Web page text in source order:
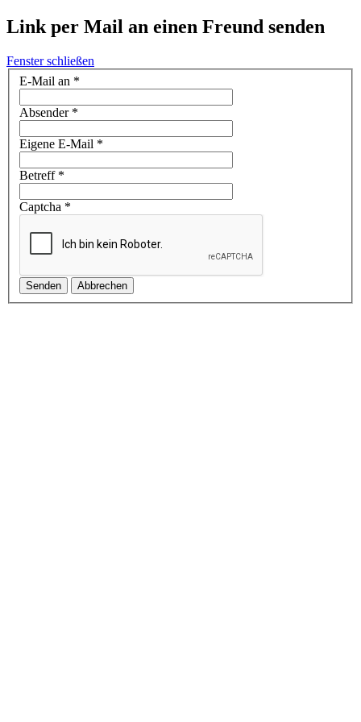
Link per Mail an einen Freund senden
Fenster schließen
E-Mail an *
Absender*
Eigene E-Mail *
Betreff*
Captcha *
Senden Abbrechen